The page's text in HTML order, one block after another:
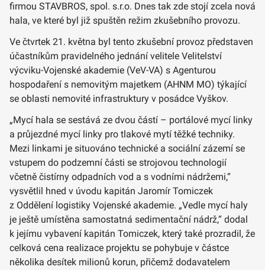
firmou STAVBROS, spol. s.r.o. Dnes tak zde stojí zcela nová
hala, ve které byl již spuštěn režim zkušebního provozu.
Ve čtvrtek 21. května byl tento zkušební provoz představen
účastníkům pravidelného jednání velitele Velitelství
výcviku-Vojenské akademie (VeV-VA) s Agenturou
hospodaření s nemovitým majetkem (AHNM MO) týkající
se oblasti nemovité infrastruktury v posádce Vyškov.
„Mycí hala se sestává ze dvou částí – portálové mycí linky
a průjezdné mycí linky pro tlakové mytí těžké techniky.
Mezi linkami je situováno technické a sociální zázemí se
vstupem do podzemní části se strojovou technologií
včetně čistírny odpadních vod a s vodními nádržemi,“
vysvětlil hned v úvodu kapitán Jaromír Tomiczek
z Oddělení logistiky Vojenské akademie. „Vedle mycí haly
je ještě umístěna samostatná sedimentační nádrž,“ dodal
k jejímu vybavení kapitán Tomiczek, který také prozradil, že
celková cena realizace projektu se pohybuje v částce
několika desítek milionů korun, přičemž dodavatelem